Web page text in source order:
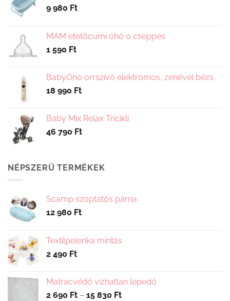
9 980 Ft
MAM etetőcumi 0hó 0 cseppes
1 590 Ft
BabyOno orrszívó elektromos, zenével bézs
18 990 Ft
Baby Mix Relax Tricikli
46 790 Ft
NÉPSZERŰ TERMÉKEK
Scamp szoptatós párna
12 980 Ft
Textilpelenka mintás
2 490 Ft
Matracvédő vízhatlan lepedő
2 690 Ft – 15 830 FtÁrtartomány: